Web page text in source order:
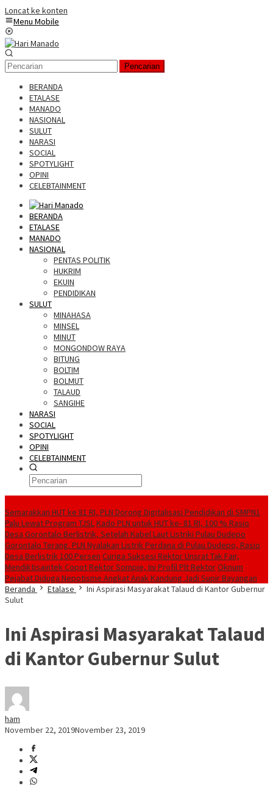
Loncat ke konten
Menu Mobile
Pencarian
BERANDA
ETALASE
MANADO
NASIONAL
SULUT
NARASI
SOCIAL
SPOTYLIGHT
OPINI
CELEBTAINMENT
BERANDA
ETALASE
MANADO
NASIONAL
PENTAS POLITIK
HUKRIM
EKUIN
PENDIDIKAN
SULUT
MINAHASA
MINSEL
MINUT
MONGONDOW RAYA
BITUNG
BOLTIM
BOLMUT
TALAUD
SANGIHE
NARASI
SOCIAL
SPOTYLIGHT
OPINI
CELEBTAINMENT
Semarakkan HUT ke 81 RI, PLN Dorong Digitalisasi Pendidikan di SMPN1
Palu Lewat Program TJSLKado PLN untuk HUT ke- 81 RI, 100 % Rasio
Desa Gorontalo Berlistrik, Setelah Kabel Laut Listriki Pulau Dudepo
Gorontalo Terang. PLN Nyalakan Listrik Perdana di Pulau Dudepo, Rasio
Desa Berlistrik 100 Persen Curiga Suksesi Rektor Unsrat Tak Fair,
Mendiktisaintek Copot Rektor Sompie, Ini Profil Plt RektorOknum
Pejabat Diduga Nepotisme Angkat Anak Kandung Jadi Supir Bayangan
Beranda
Etalase
Ini Aspirasi Masyarakat Talaud di Kantor Gubernur
Sulut
Ini Aspirasi Masyarakat Talaud
di Kantor Gubernur Sulut
ham
November 22, 2019November 23, 2019